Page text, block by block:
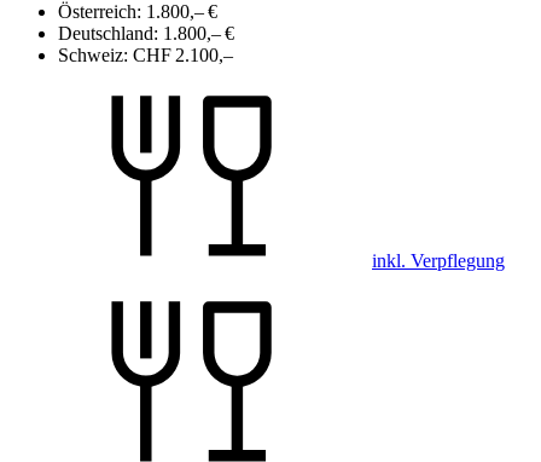
Österreich: 1.800,– €
Deutschland: 1.800,– €
Schweiz: CHF 2.100,–
inkl. Verpflegung